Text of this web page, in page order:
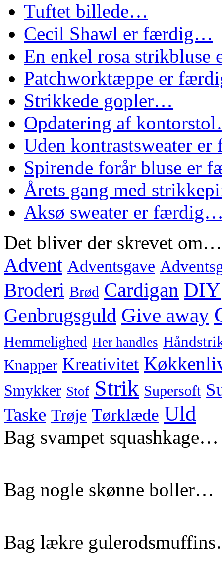
Tuftet billede…
Cecil Shawl er færdig…
En enkel rosa
Patchworktæppe er
Strikkede gopler…
Opdatering af
Uden kontrastsweater
Spirende forår bluse er
Årets gang med
Aksø sweater er
Det bliver der skrevet om…
Advent Adventsgave
Broderi Brød Cardigan DIY
Genbrugsguld Give away
Hemmelighed Her handles
Knapper Kreativitet
Smykker Stof Strik Supersoft
Taske Trøje Tørklæde Uld
Bag svampet squashkage…
Bag nogle skønne boller…
Bag lækre